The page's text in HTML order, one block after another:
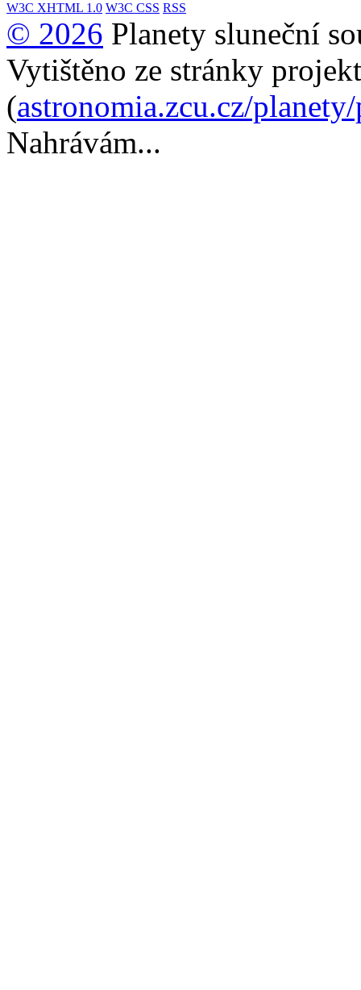
W3C XHTML 1.0 W3C CSS RSS
© 2026 Planety sluneční
Vytištěno ze stránky
(astronomia.zcu.cz/
Nahrávám...